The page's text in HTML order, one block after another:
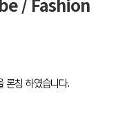
칭 하였습니다.